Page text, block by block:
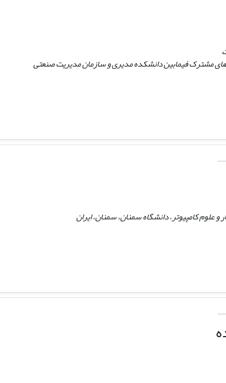
مشترک فیمابین دانشکده مدیری و سازمان مدیریت صنعتی
علوم کامپیوتر، دانشگاه سمنان، سمنان، ایران